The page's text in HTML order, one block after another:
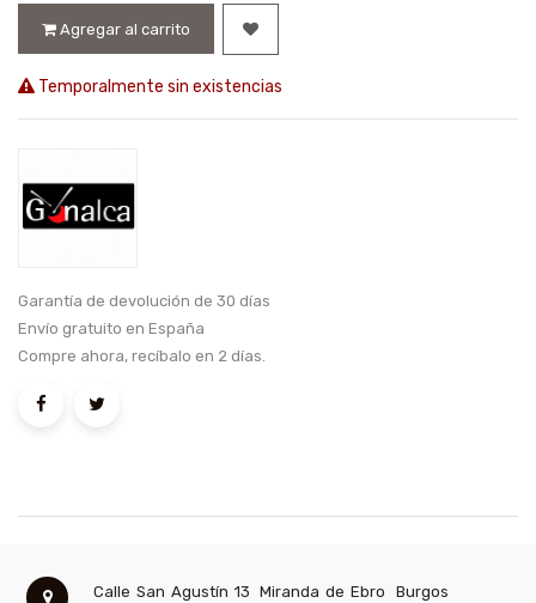
Agregar al carrito
Temporalmente sin existencias
Garantía de devolución de 30 días
Envío gratuito en España
Compre ahora, recíbalo en 2 días.
Calle San Agustín 13 Miranda de Ebro
Burgos